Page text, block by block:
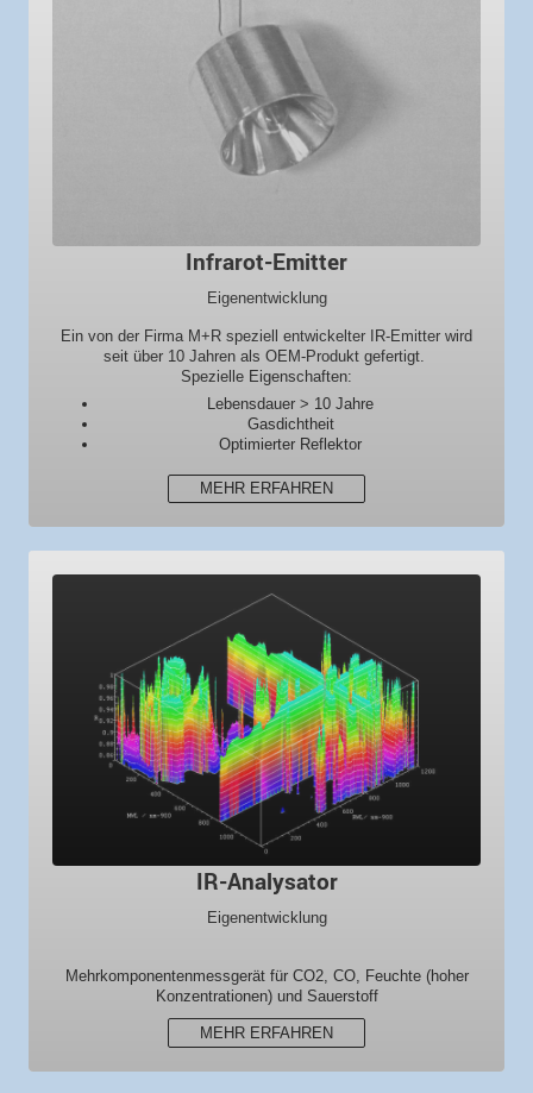
Infrarot-Emitter
Eigenentwicklung
Ein von der Firma M+R speziell entwickelter IR-Emitter wird
seit über 10 Jahren als OEM-Produkt gefertigt.
Spezielle Eigenschaften:
Lebensdauer > 10 Jahre
Gasdichtheit
Optimierter Reflektor
MEHR ERFAHREN
IR-Analysator
Eigenentwicklung
Mehr­komponenten­mess­gerät für CO2, CO, Feuchte (hoher
Konzentrationen) und Sauerstoff
MEHR ERFAHREN